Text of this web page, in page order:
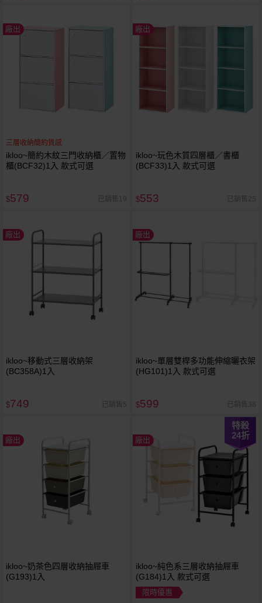
廠出
三層收納簡約質感
ikloo~簡約木紋三門收納櫃／置物
櫃(BCF32)1入 款式可選
$579 已銷售19
廠出
ikloo~玩色木質四層櫃／書櫃
(BCF33)1入 款式可選
$553 已銷售25
廠出
ikloo~移動式三層收納架
(BC358A)1入
$749 已銷售5
廠出
ikloo~單層雙桿多功能伸縮曬衣架
(HG101)1入 款式可選
$599 已銷售38
廠出
ikloo~奶茶色四層收納抽屜車
(G193)1入
廠出
特殺
24折
ikloo~純色系三層收納抽屜車
(G184)1入 款式可選
限時優惠